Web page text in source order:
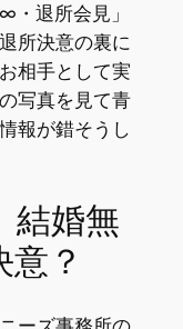
・退所会見」
所決意の裏に
相手として実
写真を見て青
報が錯そうし
結婚無
？